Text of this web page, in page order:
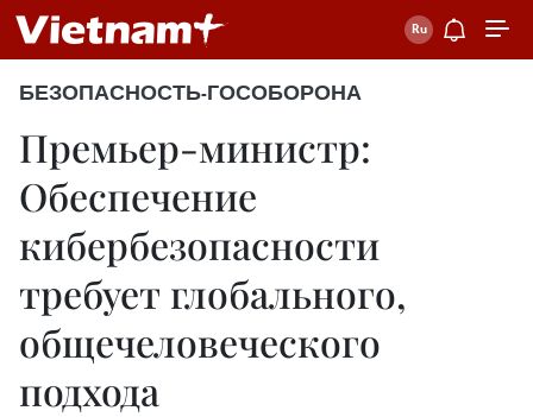
БЕЗОПАСНОСТЬ-ГОСОБОРОНА
Премьер-министр:
Обеспечение
кибербезопасности
требует глобального,
общечеловеческого
подхода